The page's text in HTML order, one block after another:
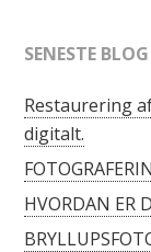
SENESTE
Restaurering
digitalt.
HVORDAN ER